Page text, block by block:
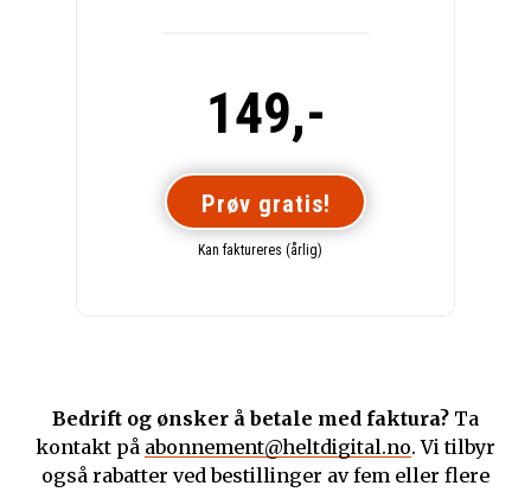
149,-
Prøv gratis!
Kan faktureres (årlig)
Bedrift og ønsker å betale med faktura? Ta
kontakt på abonnement@heltdigital.no. Vi tilbyr
også rabatter ved bestillinger av fem eller flere